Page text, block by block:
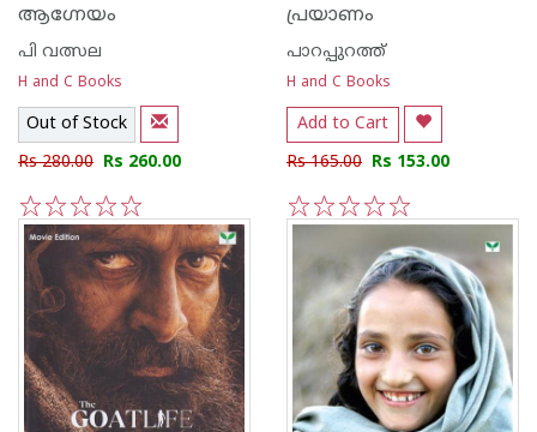
ആഗ്നേയം
പി വത്സല
H and C Books
Out of Stock
Rs 280.00 Rs 260.00
5
4
3
2
1
പ്രയാണം
പാറപ്പുറത്ത്‌
H and C Books
Add to Cart
Rs 165.00 Rs 153.00
5
4
3
2
1